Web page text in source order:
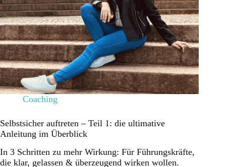
Coaching
Selbstsicher auftreten – Teil 1: die ultimative
Anleitung im Überblick
In 3 Schritten zu mehr Wirkung: Für Führungskräfte,
die klar, gelassen & überzeugend wirken wollen.